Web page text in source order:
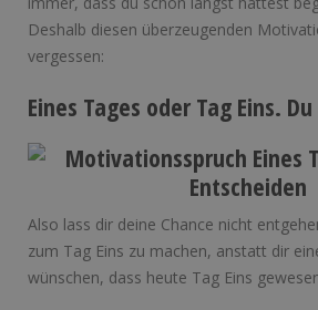
Deshalb diesen überzeugenden
vergessen:
Eines Tages oder Tag Eins.
Also lass dir deine Chance nicht
zum Tag Eins zu machen, anstatt dir
wünschen, dass heute Tag Eins